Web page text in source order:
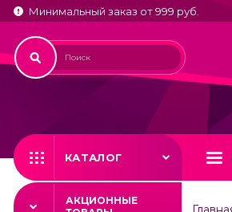
Минимальный заказ от 999 руб.
КАТАЛОГ
АКЦИОННЫЕ